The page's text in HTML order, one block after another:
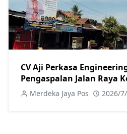
CV Aji Perkasa
Pengaspalan Jalan Raya
Tingkatkan Kualitas
Merdeka Jaya Pos 2026/